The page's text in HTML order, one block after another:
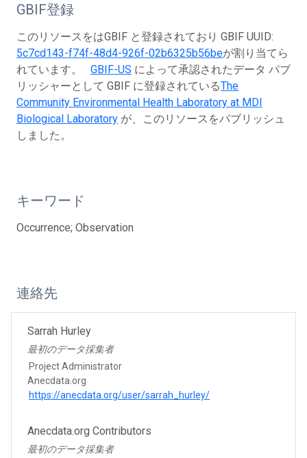
GBIF登録
このリソースをはGBIF と登録されており GBIF UUID:
5c7cd143-f74f-48d4-926f-02b6325b56beが割り当てら
れています。 GBIF-US によって承認されたデータ パブ
リッシャーとして GBIF に登録されているThe
Community Environmental Health Laboratory at MDI
Biological Laboratory が、このリソースをパブリッシュ
しました。
キーワード
Occurrence; Observation
連絡先
Sarrah Hurley
最初のデータ採集者
Project Administrator
Anecdata.org
https://anecdata.org/user/sarrah_hurley/
Anecdata.org Contributors
最初のデータ採集者